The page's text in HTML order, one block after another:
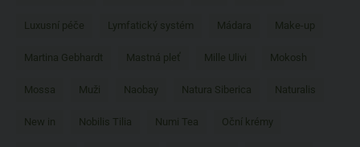
Luxusní péče Lymfatický systém Mádara Make-up
Martina Gebhardt Mastná pleť Mille Ulivi Mokosh
Mossa Muži Naobay Natura Siberica Naturalis
New in Nobilis Tilia Numi Tea Oční krémy